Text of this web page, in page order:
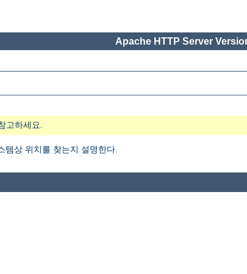
Apache HTTP Server
고하세요.
템상 위치를 찾는지 설명한다.